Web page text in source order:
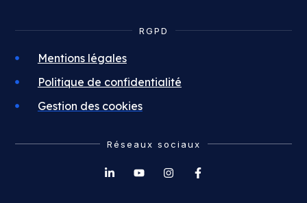
RGPD
Mentions légales
Politique de confidentialité
Gestion des cookies
Réseaux sociaux